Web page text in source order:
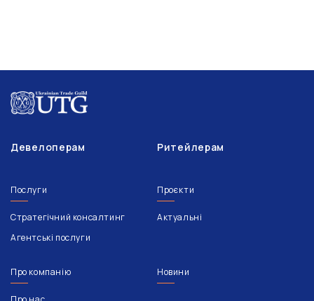
Девелоперам Ритейлерам
Послуги
Стратегічний консалтинг
Агентські послуги
Проєкти
Актуальні
Про компанію Новини